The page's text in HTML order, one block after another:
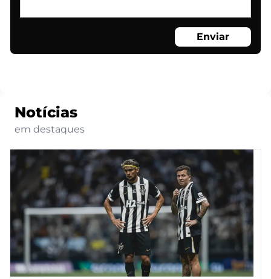
Enviar
Notícias
em destaques